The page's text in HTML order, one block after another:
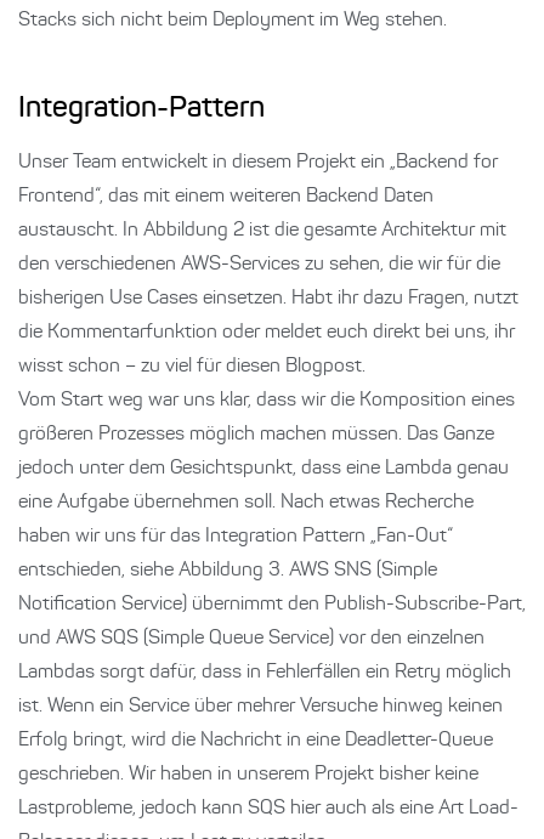
Stacks sich nicht beim Deployment im Weg stehen.
Integration-Pattern
Unser Team entwickelt in diesem Projekt ein „Backend for
Frontend“, das mit einem weiteren Backend Daten
austauscht. In Abbildung 2 ist die gesamte Architektur mit
den verschiedenen AWS-Services zu sehen, die wir für die
bisherigen Use Cases einsetzen. Habt ihr dazu Fragen, nutzt
die Kommentarfunktion oder meldet euch direkt bei uns, ihr
wisst schon – zu viel für diesen Blogpost.
Vom Start weg war uns klar, dass wir die Komposition eines
größeren Prozesses möglich machen müssen. Das Ganze
jedoch unter dem Gesichtspunkt, dass eine Lambda genau
eine Aufgabe übernehmen soll. Nach etwas Recherche
haben wir uns für das Integration Pattern „Fan-Out“
entschieden, siehe Abbildung 3. AWS SNS (Simple
Notification Service) übernimmt den Publish-Subscribe-Part,
und AWS SQS (Simple Queue Service) vor den einzelnen
Lambdas sorgt dafür, dass in Fehlerfällen ein Retry möglich
ist. Wenn ein Service über mehrer Versuche hinweg keinen
Erfolg bringt, wird die Nachricht in eine Deadletter-Queue
geschrieben. Wir haben in unserem Projekt bisher keine
Lastprobleme, jedoch kann SQS hier auch als eine Art Load-